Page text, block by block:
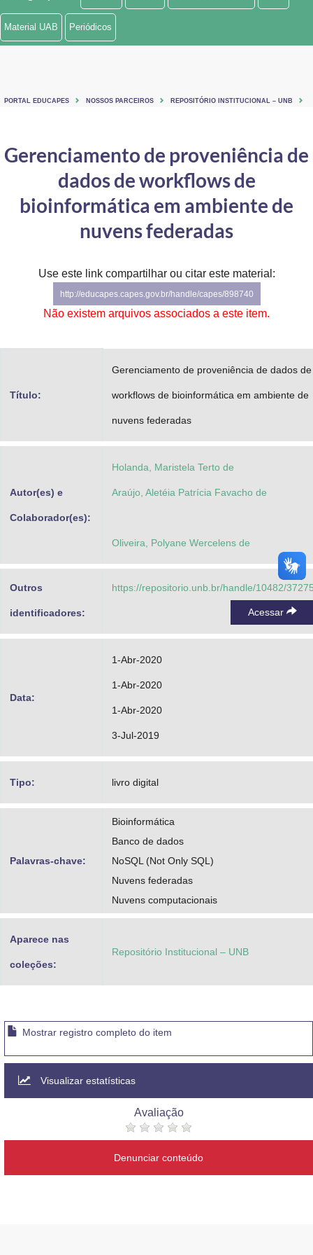
Ministério de Minas e Energia
Controladoria-Geral da União
Ministério da Mulher, da Família e dos Direitos Humanos
Gabinete de Segurança Institucional
Material UAB Periódicos
PORTAL EDUCAPES NOSSOS PARCEIROS REPOSITÓRIO INSTITUCIONAL – UNB
Gerenciamento de proveniência de
dados de workflows de
bioinformática em ambiente de
nuvens federadas
Use este link compartilhar ou citar este material:
http://educapes.capes.gov.br/handle/capes/898740
Não existem arquivos associados a este item.
Título:
Gerenciamento de proveniência de dados de
workflows de bioinformática em ambiente de
nuvens federadas
Autor(es) e
Colaborador(es):
Holanda, Maristela Terto de
Araújo, Aletéia Patrícia Favacho de
Oliveira, Polyane Wercelens de
Outros
identificadores:
https://repositorio.unb.br/handle/10482/
Acessar
Data:
1-Abr-2020
1-Abr-2020
1-Abr-2020
3-Jul-2019
Tipo: livro digital
Palavras-chave:
Bioinformática
Banco de dados
NoSQL (Not Only SQL)
Nuvens federadas
Nuvens computacionais
Aparece nas
coleções:
Repositório Institucional – UNB
Mostrar registro completo do item
Visualizar estatísticas
Avaliação
Denunciar conteúdo